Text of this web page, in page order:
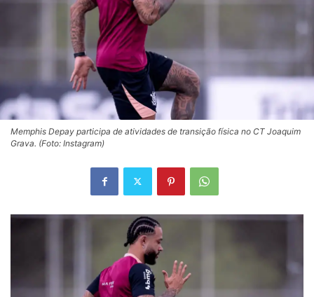
Memphis Depay participa de atividades de transição física no CT Joaquim
Grava. (Foto: Instagram)